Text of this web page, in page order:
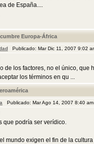
de España....
Europa-África
Publicado: Mar Dic 11, 2007 9:02
de los factores, no el único, que
los términos en qu ...
Publicado: Mar Ago 14, 2007 8:40
que podría ser verídico.
mundo exigen el fin de la